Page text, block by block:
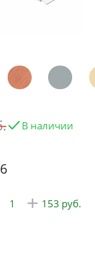
В наличии
153